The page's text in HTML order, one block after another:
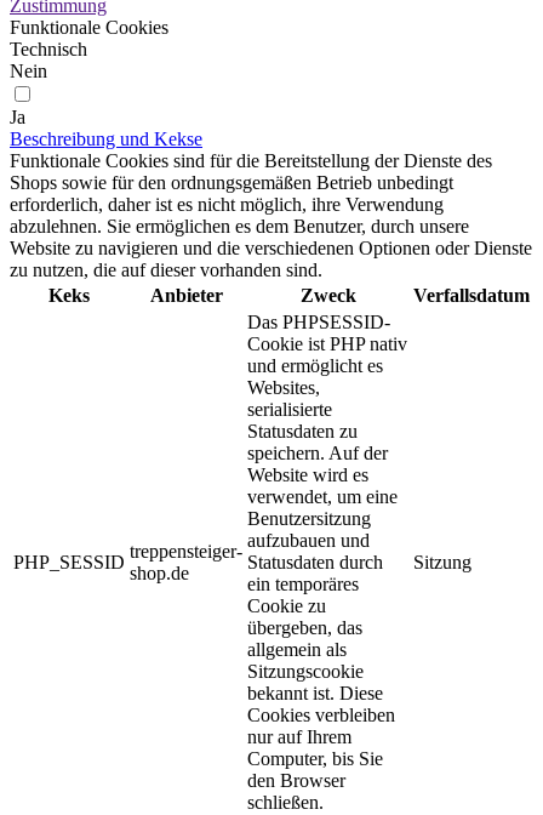
Zustimmung
Funktionale Cookies
Technisch
Nein
Ja
Beschreibung und Kekse
Funktionale Cookies sind für die Bereitstellung der Dienste des
Shops sowie für den ordnungsgemäßen Betrieb unbedingt
erforderlich, daher ist es nicht möglich, ihre Verwendung
abzulehnen. Sie ermöglichen es dem Benutzer, durch unsere
Website zu navigieren und die verschiedenen Optionen oder Dienste
zu nutzen, die auf dieser vorhanden sind.
Keks
Anbieter Zweck Verfallsdatum
PHP_SESSID
treppensteiger-
shop.de
Das PHPSESSID-
Cookie ist PHP nativ
und ermöglicht es
Websites,
serialisierte
Statusdaten zu
speichern. Auf der
Website wird es
verwendet, um eine
Benutzersitzung
aufzubauen und
Statusdaten durch
ein temporäres
Cookie zu
übergeben, das
allgemein als
Sitzungscookie
bekannt ist. Diese
Cookies verbleiben
nur auf Ihrem
Computer, bis Sie
den Browser
schließen.
Sitzung